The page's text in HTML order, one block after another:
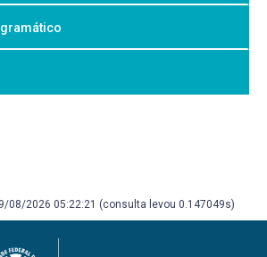
08/2026 05:22:21 (consulta levou 0.147049s)